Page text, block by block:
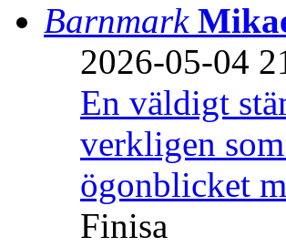
Barnmark
2026-05-04
En väldigt
verkligen
ögonblicket
Finisa